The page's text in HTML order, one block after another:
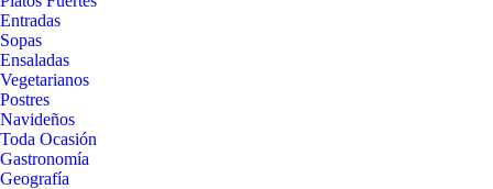
Entradas
Sopas
Ensaladas
Vegetarianos
Postres
Navideños
Toda Ocasión
Gastronomía
Geografía